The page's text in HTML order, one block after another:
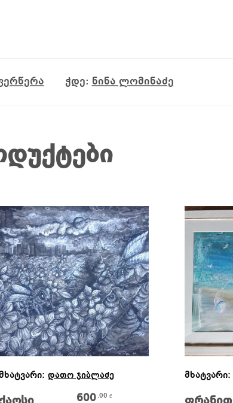
ჭდე: ნინა ლომინაძე
დათო ჯიბლაძე
600 .00 ₾
მხატვარი: